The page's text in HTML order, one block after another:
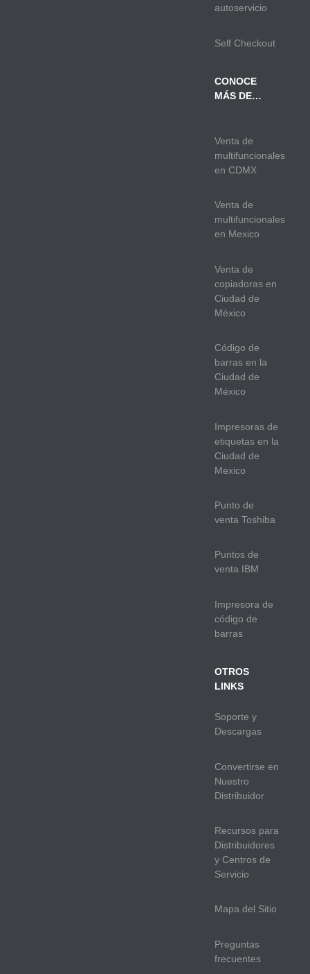
autoservicio
Self Checkout
CONOCE
MÁS DE…
Venta de
multifuncionales
en CDMX
Venta de
multifuncionales
en Mexico
Venta de
copiadoras en
Ciudad de
México
Código de
barras en la
Ciudad de
México
Impresoras de
etiquetas en la
Ciudad de
Mexico
Punto de
venta Toshiba
Puntos de
venta IBM
Impresora de
código de
barras
OTROS
LINKS
Soporte y
Descargas
Convertirse en
Nuestro
Distribuidor
Recursos para
Distribuidores
y Centros de
Servicio
Mapa del Sitio
Preguntas
frecuentes